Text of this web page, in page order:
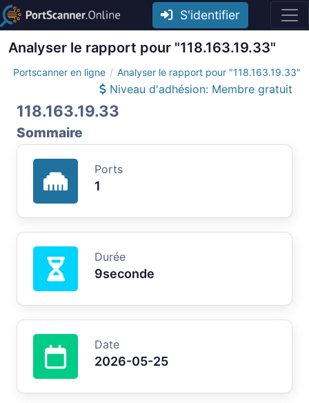
S'identifier
Analyser le rapport pour "118.163.19.33"
Portscanner en ligne Analyser le rapport pour "118.163.19.33"
Niveau d'adhésion: Membre gratuit
118.163.19.33
Sommaire
Ports
1
Durée
9seconde
Date
2026-05-25